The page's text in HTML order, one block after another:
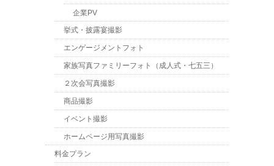
企業PV
挙式・披露宴撮影
エンゲージメントフォト
家族写真ファミリーフォト（成人式・七五三）
２次会写真撮影
商品撮影
イベント撮影
ホームページ用写真撮影
料金プラン